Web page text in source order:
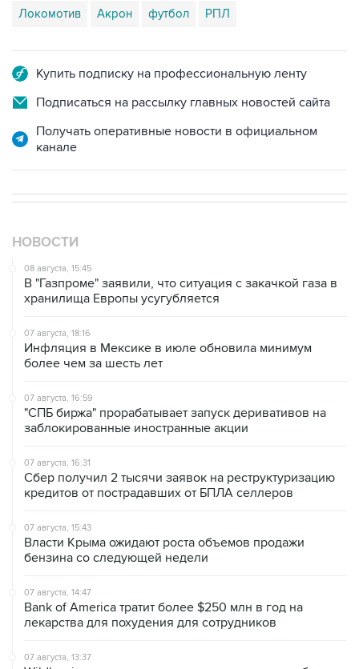
Локомотив Акрон футбол РПЛ
Купить подписку на профессиональную ленту
Подписаться на рассылку главных новостей сайта
Получать оперативные новости в официальном
канале
НОВОСТИ
08 августа, 15:45
В "Газпроме" заявили, что ситуация с закачкой газа в
хранилища Европы усугубляется
07 августа, 18:16
Инфляция в Мексике в июле обновила минимум
более чем за шесть лет
07 августа, 16:59
"СПБ биржа" прорабатывает запуск деривативов на
заблокированные иностранные акции
07 августа, 16:31
Сбер получил 2 тысячи заявок на реструктуризацию
кредитов от пострадавших от БПЛА селлеров
07 августа, 15:43
Власти Крыма ожидают роста объемов продажи
бензина со следующей недели
07 августа, 14:47
Bank of America тратит более $250 млн в год на
лекарства для похудения для сотрудников
07 августа, 13:37